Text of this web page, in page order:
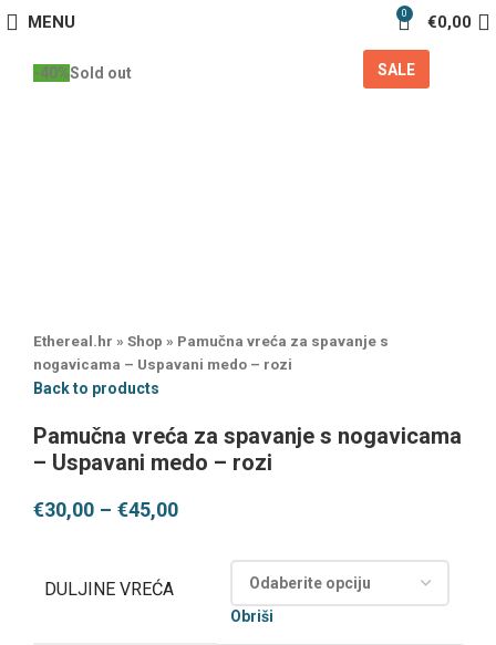
MENU 0 €0,00
-40%Sold out SALE
Ethereal.hr » Shop » Pamučna vreća za spavanje s
nogavicama – Uspavani medo – rozi
Back to products
Pamučna vreća za spavanje s nogavicama
– Uspavani medo – rozi
€30,00 – €45,00
DULJINE VREĆA
Obriši